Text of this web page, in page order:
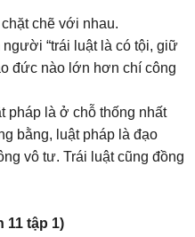
chẽ với nhau.
“trái luật là có tội, giữ
đức nào lớn hơn chí công
pháp là ở chỗ thống nhất
bằng, luật pháp là đạo
vô tư. Trái luật cũng đồng
11 tập 1)